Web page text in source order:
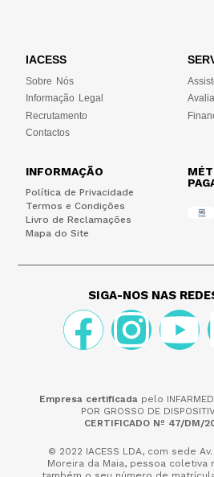
IACESS
Sobre Nós
Informação Legal
Recrutamento
Contactos
INFORMAÇÃO
Política de Privacidade
Termos e Condições
Livro de Reclamações
Mapa do Site
SIGA-NOS NAS
Empresa certificadapelo
POR GROSSO DE
CERTIFICADO Nº 47/DM/
© 2022 IACESS LDA, com sede
Moreira da Maia, pessoa coletiva